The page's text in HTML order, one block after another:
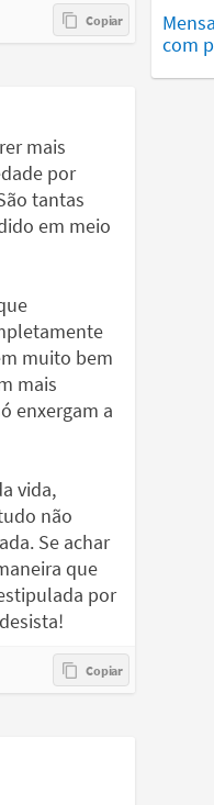
mais
por
tantas
em meio
muito bem
mais
enxergam a
vida,
não
Se achar
que
por
com